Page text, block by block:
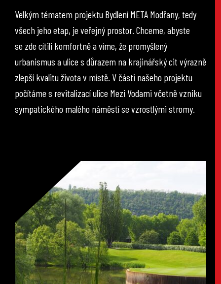
Velkým tématem projektu Bydlení META Modřany, tedy
všech jeho etap, je veřejný prostor. Chceme, abyste
se zde cítili komfortně a víme, že promyšlený
urbanismus a ulice s důrazem na krajinářský cit výrazně
zlepší kvalitu života v místě. V části našeho projektu
počítáme s revitalizací ulice Mezi Vodami včetně vzniku
sympatického malého náměstí se vzrostlými stromy.